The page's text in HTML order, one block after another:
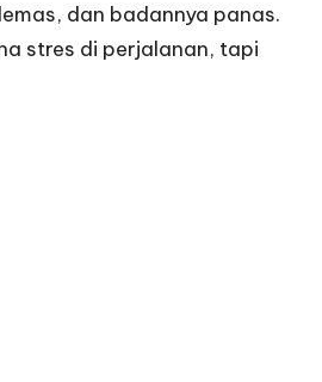
dan badannya panas.
stres di perjalanan, tapi